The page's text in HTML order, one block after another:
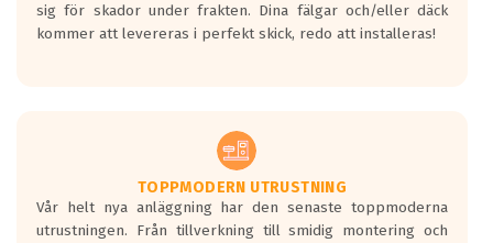
sig för skador under frakten. Dina fälgar och/eller däck
kommer att levereras i perfekt skick, redo att installeras!
TOPPMODERN UTRUSTNING
Vår helt nya anläggning har den senaste toppmoderna
utrustningen. Från tillverkning till smidig montering och